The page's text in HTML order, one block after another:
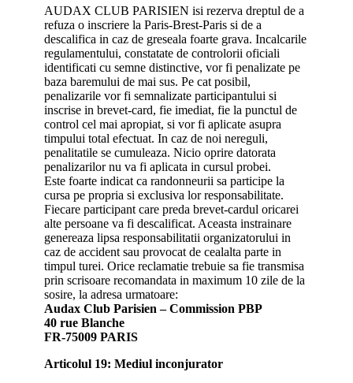
AUDAX CLUB PARISIEN isi rezerva dreptul de a
refuza o inscriere la Paris-Brest-Paris si de a
descalifica in caz de greseala foarte grava. Incalcarile
regulamentului, constatate de controlorii oficiali
identificati cu semne distinctive, vor fi penalizate pe
baza baremului de mai sus. Pe cat posibil,
penalizarile vor fi semnalizate participantului si
inscrise in brevet-card, fie imediat, fie la punctul de
control cel mai apropiat, si vor fi aplicate asupra
timpului total efectuat. In caz de noi nereguli,
penalitatile se cumuleaza. Nicio oprire datorata
penalizarilor nu va fi aplicata in cursul probei.
Este foarte indicat ca randonneurii sa participe la
cursa pe propria si exclusiva lor responsabilitate.
Fiecare participant care preda brevet-cardul oricarei
alte persoane va fi descalificat. Aceasta instrainare
genereaza lipsa responsabilitatii organizatorului in
caz de accident sau provocat de cealalta parte in
timpul turei. Orice reclamatie trebuie sa fie transmisa
prin scrisoare recomandata in maximum 10 zile de la
sosire, la adresa urmatoare:
Audax Club Parisien – Commission PBP
40 rue Blanche
FR-75009 PARIS
Articolul 19: Mediul inconjurator